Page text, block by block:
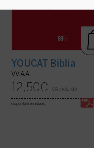
YOUCAT Biblia
VV.AA.
12,50€ IVA incluido
disponible en ebook: